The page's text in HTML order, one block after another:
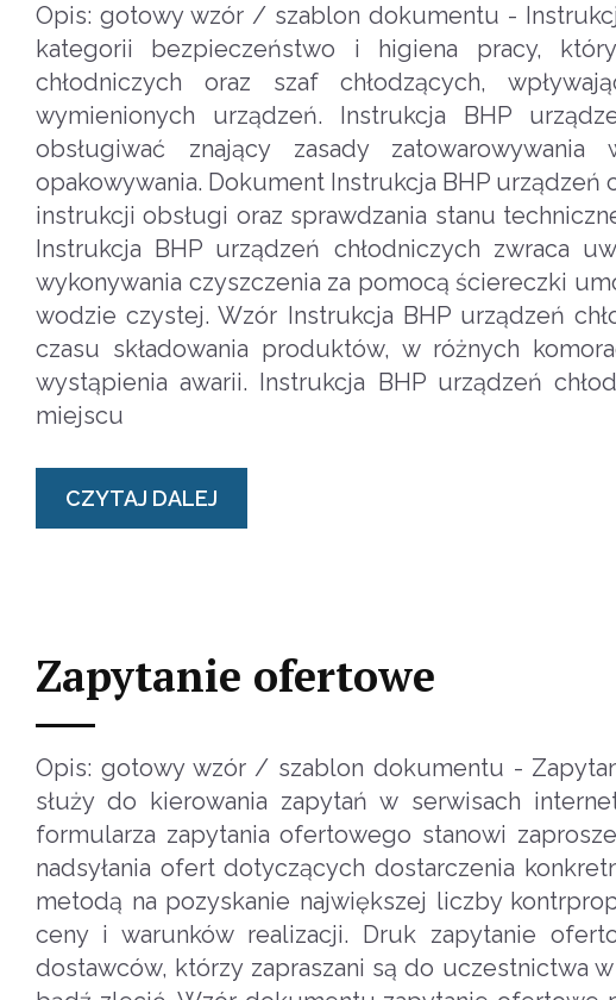
Opis: gotowy wzór / szablon dokumentu -
kategorii bezpieczeństwo i higiena pracy,
chłodniczych oraz szaf chłodzących,
wymienionych urządzeń. Instrukcja BHP
obsługiwać znający zasady
opakowywania. Dokument Instrukcja BHP
instrukcji obsługi oraz sprawdzania stanu
Instrukcja BHP urządzeń chłodniczych zwraca
wykonywania czyszczenia za pomocą ściereczki
wodzie czystej. Wzór Instrukcja BHP urządzeń
czasu składowania produktów, w różnych
wystąpienia awarii. Instrukcja BHP urządzeń
miejscu
CZYTAJ DALEJ
Zapytanie ofertowe
Opis: gotowy wzór / szablon dokumentu -
służy do kierowania zapytań w serwisach
formularza zapytania ofertowego stanowi
nadsyłania ofert dotyczących dostarczenia
metodą na pozyskanie największej liczby
ceny i warunków realizacji. Druk zapytanie
dostawców, którzy zapraszani są do uczestnictwa